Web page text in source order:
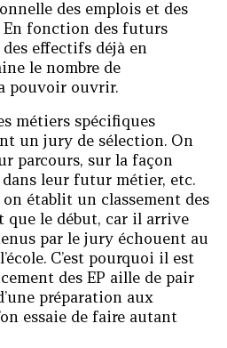
des emplois et des
En fonction des futurs
effectifs déjà en
le nombre de
pouvoir ouvrir.
métiers spécifiques
un jury de sélection. On
parcours, sur la façon
leur futur métier, etc.
établit un classement des
que le début, car il arrive
par le jury échouent au
C’est pourquoi il est
des EP aille de pair
préparation aux
essaie de faire autant